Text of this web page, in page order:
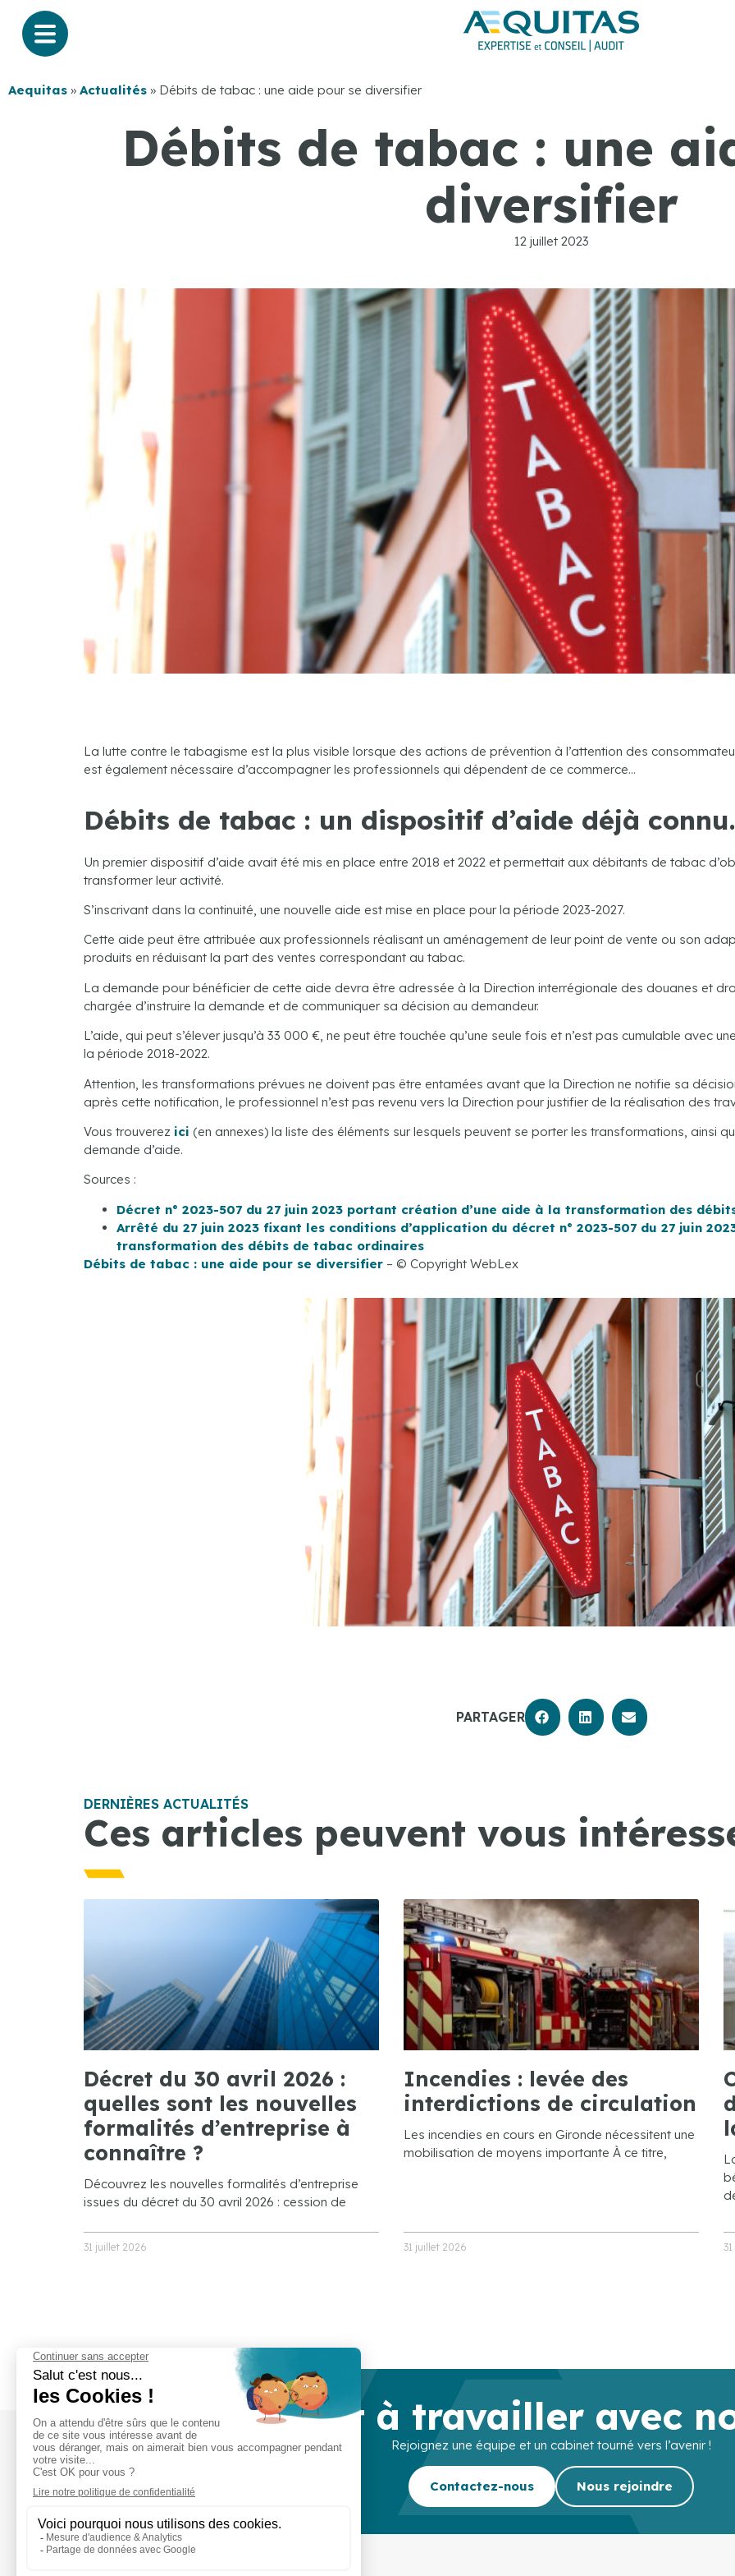
Aequitas » Actualités » Débits de tabac : une aide pour se diversifier
Débits de tabac : une
diversifier
12 juillet 2023
La lutte contre le tabagisme est la plus visible lorsque des actions de prévention à l’attention des
est également nécessaire d’accompagner les professionnels qui dépendent de ce commerce…
Débits de tabac : un dispositif d’aide déjà
Un premier dispositif d’aide avait été mis en place entre 2018 et 2022 et permettait aux débitants de tabac
transformer leur activité.
S’inscrivant dans la continuité, une nouvelle aide est mise en place pour la période 2023-2027.
Cette aide peut être attribuée aux professionnels réalisant un aménagement de leur point de vente ou son
produits en réduisant la part des ventes correspondant au tabac.
La demande pour bénéficier de cette aide devra être adressée à la Direction interrégionale des douanes et
chargée d’instruire la demande et de communiquer sa décision au demandeur.
L’aide, qui peut s’élever jusqu’à 33 000 €, ne peut être touchée qu’une seule fois et n’est pas cumulable avec
la période 2018-2022.
Attention, les transformations prévues ne doivent pas être entamées avant que la Direction ne notifie sa
après cette notification, le professionnel n’est pas revenu vers la Direction pour justifier de la réalisation des
Vous trouverez ici (en annexes) la liste des éléments sur lesquels peuvent se porter les transformations, ainsi
demande d’aide.
Sources :
Décret n° 2023-507 du 27 juin 2023 portant création d’une aide à la transformation des
Arrêté du 27 juin 2023 fixant les conditions d’application du décret n° 2023-507 du 27 juin
transformation des débits de tabac ordinaires
Débits de tabac : une aide pour se diversifier – © Copyright WebLex
PARTAGER
DERNIÈRES ACTUALITÉS
Ces articles peuvent vous
Décret du 30 avril 2026 :
quelles sont les nouvelles
formalités d’entreprise à
connaître ?
Découvrez les nouvelles formalités d’entreprise
issues du décret du 30 avril 2026 : cession de
31 juillet 2026
Incendies : levée des
interdictions de circulation
Les incendies en cours en Gironde nécessitent une
mobilisation de moyens importante À ce titre,
31 juillet 2026
Prêt à travailler avec
Rejoignez une équipe et un cabinet tourné vers l’avenir !
Contactez-nous Nous rejoindre